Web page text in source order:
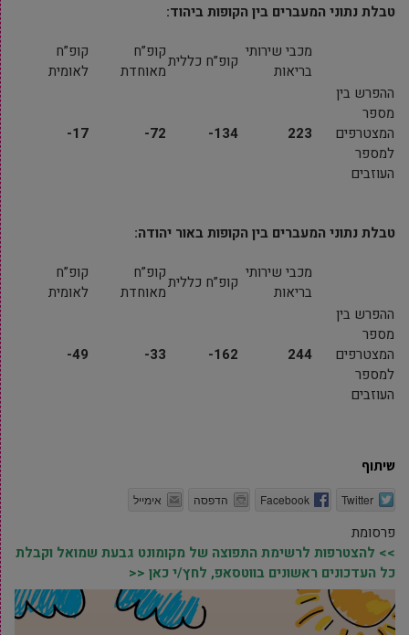
טבלת נתוני המעברים בין הקופות ביהוד:
מכבי שירותי
בריאות
קופ”ח כלליתקופ”ח
מאוחדת
קופ”ח
לאומית
ההפרש בין
מספר
המצטרפים
למספר
העוזבים
223
134-
72-
17-
טבלת נתוני המעברים בין הקופות באור יהודה:
מכבי שירותי
בריאות
קופ”ח כלליתקופ”ח
מאוחדת
קופ”ח
לאומית
ההפרש בין
מספר
המצטרפים
למספר
העוזבים
244
162-
33-
49-
שיתוף
Twitter
Facebook הדפסה אימייל
פרסומת
>> להצטרפות לרשימת התפוצה של מקומונט גבעת שמואל וקבלת
כל העדכונים ראשונים בווטסאפ, לחץ/י כאן <<